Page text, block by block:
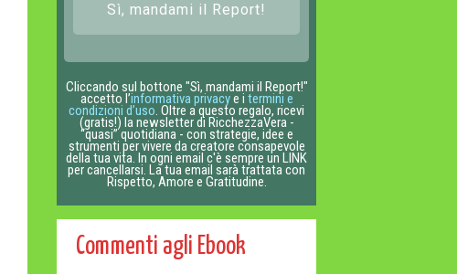
Sì, mandami il Report!
Cliccando sul bottone "Sì, mandami il Report!"
accetto l’informativa privacye i termini e
condizioni d’uso. Oltre a questo regalo, ricevi
(gratis!) la newsletter di RicchezzaVera -
“quasi” quotidiana - con strategie, idee e
strumenti per vivere da creatore consapevole
della tua vita. In ogni email c'è sempre un LINK
per cancellarsi. La tua email sarà trattata con
Rispetto, Amore e Gratitudine.
Commenti agli Ebook